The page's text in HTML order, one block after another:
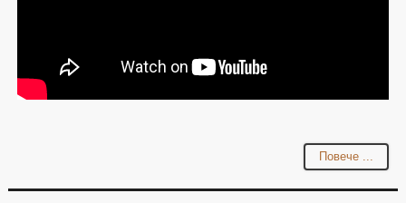
Повече ...